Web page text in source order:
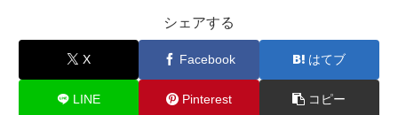
シェアする
X Facebook はてブ
LINE Pinterest コピー